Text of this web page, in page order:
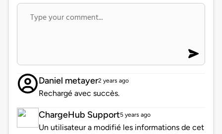
Daniel metayer2 years ago
Rechargé avec succès.
ChargeHub Support5 years ago
Un utilisateur a modifié les informations de cet